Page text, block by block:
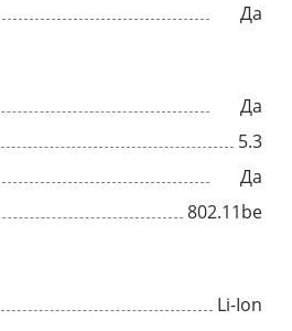
Да
Да
5.3
Да
802.11be
Li-Ion